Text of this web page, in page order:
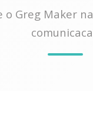
o Greg Maker